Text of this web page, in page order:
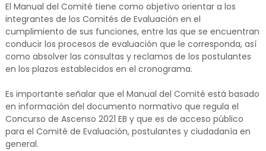
El Manual del Comité tiene como objetivo orientar a los
integrantes de los Comités de Evaluación en el
cumplimiento de sus funciones, entre las que se encuentran
conducir los procesos de evaluación que le corresponda, así
como absolver las consultas y reclamos de los postulantes
en los plazos establecidos en el cronograma.
Es importante señalar que el Manual del Comité está basado
en información del documento normativo que regula el
Concurso de Ascenso 2021 EB y que es de acceso público
para el Comité de Evaluación, postulantes y ciudadanía en
general.